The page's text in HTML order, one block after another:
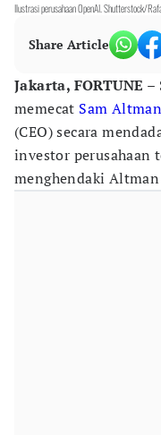
Ilustrasi perusahaan OpenAI. Shutterstock/
Share Article
Jakarta, FORTUNE –
memecat Sam Altman
(CEO) secara
investor perusahaan
menghendaki